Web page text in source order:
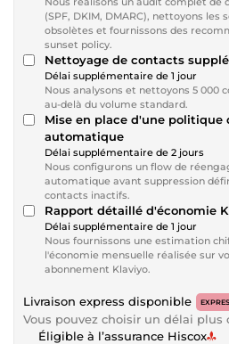
(SPF, DKIM, DMARC), nettoyons les
obsolètes et fournissons des
sunset policy.
Nettoyage de contacts
Délai supplémentaire de 1 jour
Nous analysons et nettoyons 5 000
au-delà du volume standard.
Mise en place d'une politique
automatique
Délai supplémentaire de 2 jours
Nous configurons un flow de
automatique avant suppression
contacts inactifs.
Rapport détaillé d'économie
Délai supplémentaire de 1 jour
Nous fournissons une estimation
l'économie mensuelle réalisée sur
abonnement Klaviyo.
Livraison express disponible
Vous pouvez choisir un délai
Éligible à l’assurance Hiscox